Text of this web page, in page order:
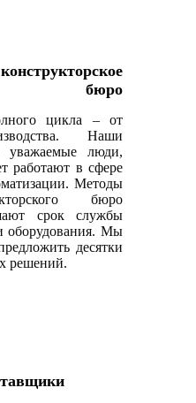
бюро
цикла – от
Наши
уважаемые люди,
работают в сфере
Методы
бюро
срок службы
оборудования. Мы
десятки
решений.